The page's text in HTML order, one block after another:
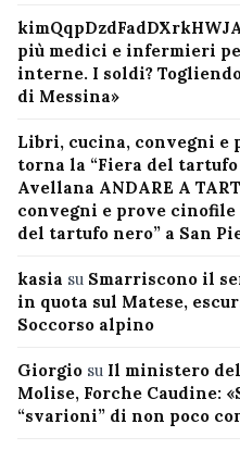
più medici e infermieri
interne. I soldi?
di Messina»
Libri, cucina, convegni e
torna la “Fiera del
Avellana ANDARE A
convegni e prove
del tartufo nero” a San
kasia su Smarriscono il
in quota sul Matese,
Soccorso alpino
Giorgio su Il ministero
Molise, Forche Caudine:
“svarioni” di non poco